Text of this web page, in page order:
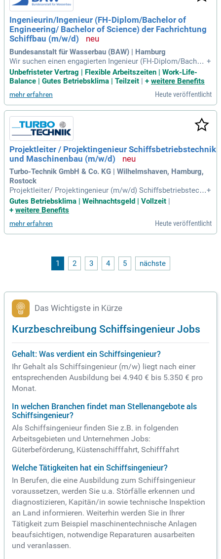
Kommunikationsstärke, Kundenorientierung und Verhandlun
gsgeschick sind für diesen Job unverzichtbar. Bewerben Sie
sich noch heute und starten Sie Ihre Karriere in einem dyna
mischen Team!
Ingenieurin/Ingenieur (FH-Diplom/Bachelor of
Engineering/ Bachelor of Science) der Fachrichtung
Schiffbau (m/w/d)
Bundesanstalt für Wasserbau (BAW) | Hamburg
Wir suchen einen engagierten Ingenieur (FH-Diplom/Bachel
or) im Schiffbau (m/w/d) für unser Team in Hamburg (Brook
torkai). In dieser Position gestalten Sie innovative Neubaupr
e Spezialschiffe und erstellen Machbarkeitsstudien sowie G
eneralpläne. Sie führen technische Marktrecherchen durch u
nd prüfen deren Anwendbarkeit in aktuellen Projekten. Zude
m übernehmen Sie Gewichts- und Kostenermittlungen und e
rstellen Ausschreibungsunterlagen in enger Zusammenarbei
t mit den Fachbereichen. Werden Sie Teil eines modernen, i
nterdisziplinären Teams und bringen Sie Ihre Expertise in he
rausfordernden Aufgaben ein!
+
Unbefristeter Vertrag | Flexible Arbeitszeiten | Work-Life-
Balance | Gutes Betriebsklima | Teilzeit | + weitere Benefits
mehr erfahren Heute veröffentlicht
Projektleiter / Projektingenieur Schiffsbetriebstechnik
und Maschinenbau (m/w/d)
Turbo-Technik GmbH & Co. KG | Wilhelmshaven, Hamburg,
Rostock
Projektleiter/ Projektingenieur (m⁠/⁠w⁠/⁠d) Schiffsbetriebstech
nik / Maschinenbau: Sie möchten neue Technologien vorant
reiben und an nachhaltigen, zukunftsweisenden Projekten m
echnik!
+
Gutes Betriebsklima | Weihnachtsgeld | Vollzeit |
+ weitere Benefits
mehr erfahren Heute veröffentlicht
1 2 3 4 5 nächste
Das Wichtigste in Kürze
Kurzbeschreibung Schiffsingenieur Jobs
Gehalt: Was verdient ein Schiffsingenieur?
Ihr Gehalt als Schiffsingenieur (m/w) liegt nach einer
entsprechenden Ausbildung bei 4.940 € bis 5.350 € pro
Monat.
In welchen Branchen findet man Stellenangebote als
Schiffsingenieur?
Als Schiffsingenieur finden Sie z.B. in folgenden
Arbeitsgebieten und Unternehmen Jobs:
Güterbeförderung, Küstenschifffahrt, Schifffahrt
Welche Tätigkeiten hat ein Schiffsingenieur?
In Berufen, die eine Ausbildung zum Schiffsingenieur
voraussetzen, werden Sie u.a. Störfälle erkennen und
diagnostizieren, Kapitän/in sowie technische Inspektion
an Land informieren. Weiterhin werden Sie in Ihrer
Tätigkeit zum Beispiel maschinentechnische Anlagen
beaufsichtigen, notwendige Reparaturen ausarbeiten
und veranlassen.